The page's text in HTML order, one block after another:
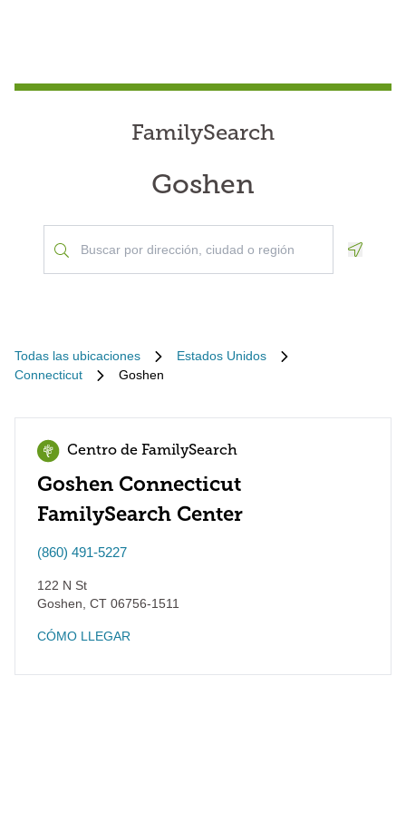
FamilySearch
Goshen
Todas las ubicaciones
Estados Unidos
Connecticut
Goshen
Centro de FamilySearch
Goshen Connecticut
FamilySearch Center
(860) 491-5227
122 N St
Goshen CT 06756-1511
CÓMO LLEGAR